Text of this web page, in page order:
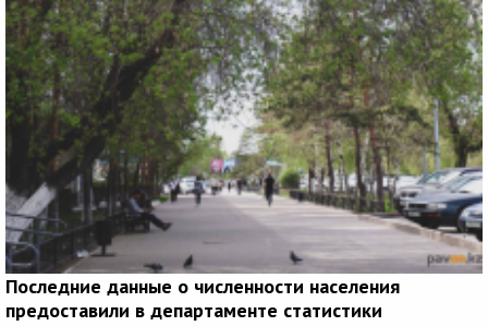
Последние данные о численности населения
предоставили в департаменте статистики